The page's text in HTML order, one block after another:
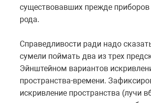
существовавших прежде приборов
рода.
Справедливости ради надо
сумели поймать два из трех
Эйнштейном вариантов
пространства-времени.
искривление пространства (лучи